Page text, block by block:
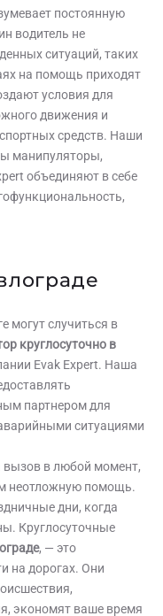
постоянную
водитель не
ситуаций, таких
на помощь приходят
условия для
движения и
средств. Наши
манипуляторы,
объединяют в себе
могут случиться в
круглосуточно в
Evak Expert. Наша
партнером для
ситуациями
в любой момент,
неотложную помощь.
дни, когда
Круглосуточные
, — это
на дорогах. Они
экономят ваше время